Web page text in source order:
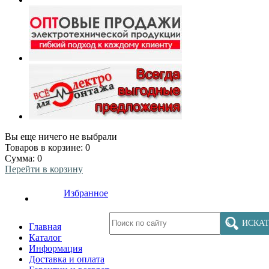
Вы еще ничего не выбрали
Товаров в корзине: 0
Сумма: 0
Перейти в корзину
Избранное
Главная
Каталог
Информация
Доставка и оплата